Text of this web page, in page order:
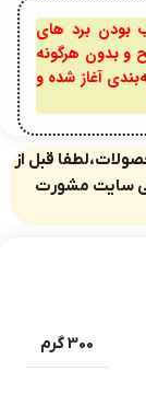
بودن برد های
و بدون هرگونه
آغاز شده و
قبل از
سایت مشورت
300 گرم